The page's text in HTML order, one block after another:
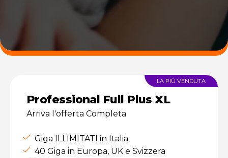
Professional Full Plus XL
Arriva l'offerta Completa
Giga ILLIMITATI in Italia
40 Giga in Europa, UK e Svizzera
LA PIÙ VENDUTA